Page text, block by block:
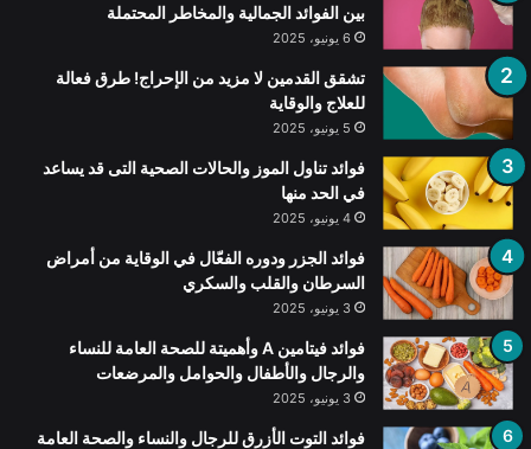
بين الفوائد الجمالية والمخاطر المحتملة
6 يونيو، 2025
تشقق القدمين لا مزيد من الإحراج! طرق فعالة
للعلاج والوقاية
5 يونيو، 2025
فوائد تناول الموز والحالات الصحية التى قد يساعد
في الحد منها
4 يونيو، 2025
فوائد الجزر ودوره الفعّال في الوقاية من أمراض
السرطان والقلب والسكري
3 يونيو، 2025
فوائد فيتامين A وأهميتة للصحة العامة للنساء
والرجال والأطفال والحوامل والمرضعات
3 يونيو، 2025
فوائد التوت الأزرق للرجال والنساء والصحة العامة